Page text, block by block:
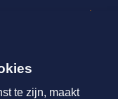
te zijn, maakt